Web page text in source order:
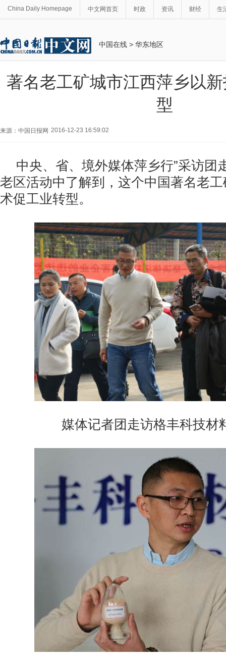
China Daily Homepage 中文网首页 时政 资讯 财经 生
中国在线 > 华东地区
著名老工矿城市江西萍乡以
型
来源：中国日报网 2016-12-23 16:59:02
中央、省、境外媒体萍乡行”采访团
老区活动中了解到， 这个中国著名老
术促工业转型。
媒体记者团走访格丰科技材